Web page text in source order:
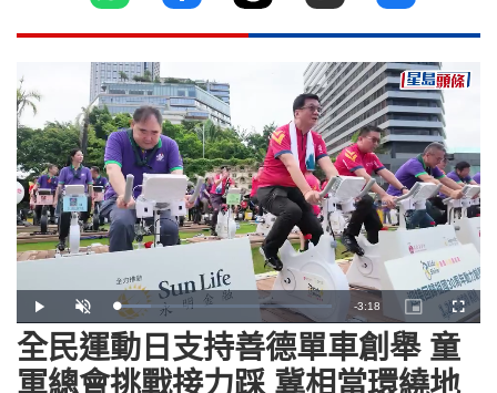
Play Unmute Loaded:
15.88%
Remaining
Time
-3:18
Picture-
in-
Picture
全民運動日支持善德單車創舉 童
軍總會挑戰接力踩 冀相當環繞地